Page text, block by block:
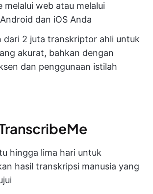
melalui web atau melalui
dan iOS Anda
dari 2 juta transkriptor ahli untuk
akurat, bahkan dengan
dan penggunaan istilah
hingga lima hari untuk
hasil transkripsi manusia yang